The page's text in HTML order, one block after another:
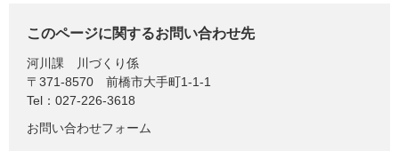
このページに関するお問い合わせ先
河川課
川づくり係
〒371-8570
前橋市大手町1-1-1
Tel：027-226-3618
お問い合わせフォーム